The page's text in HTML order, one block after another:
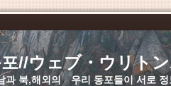
//ウェブ・ウリト
과 북,해외의 우리 동포들이 서로